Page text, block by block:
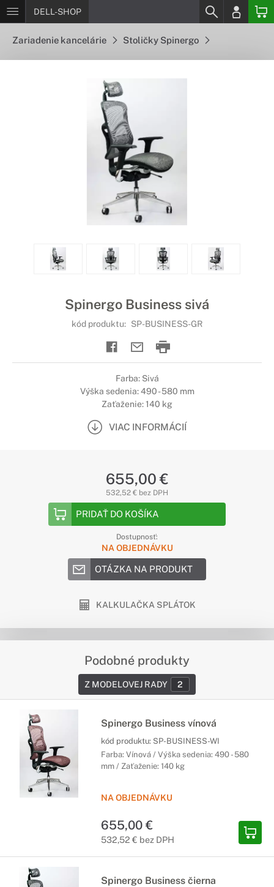
DELL-SHOP
Zariadenie kancelárie Stoličky Spinergo
Spinergo Business sivá
kód produktu: SP-BUSINESS-GR
Farba: Sivá
Výška sedenia: 490 - 580 mm
Zaťaženie: 140 kg
VIAC INFORMÁCIÍ
655,00 €
532,52 € bez DPH
PRIDAŤ DO KOŠÍKA
Dostupnosť:
NA OBJEDNÁVKU
OTÁZKA NA PRODUKT
KALKULAČKA SPLÁTOK
Podobné produkty
Z MODELOVEJ RADY 2
Spinergo Business vínová
kód produktu: SP-BUSINESS-WI
Farba: Vínová / Výška sedenia: 490 - 580
mm / Zaťaženie: 140 kg
NA OBJEDNÁVKU
655,00 €
532,52 € bez DPH
Spinergo Business čierna